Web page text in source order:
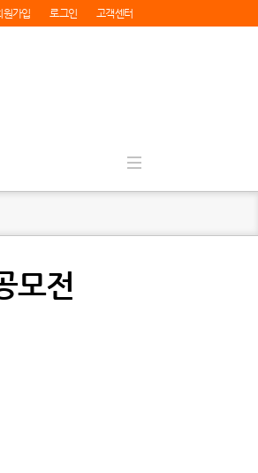
원가입 로그인 고객센터
모전